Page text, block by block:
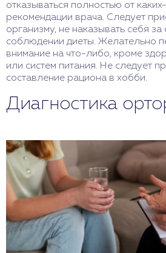
отказываться полностью от
рекомендации врача. Следует
организму, не наказывать себя
соблюдении диеты. Желательно
внимание на что-либо, кроме
или систем питания. Не следует
составление рациона в хобби.
Диагностика